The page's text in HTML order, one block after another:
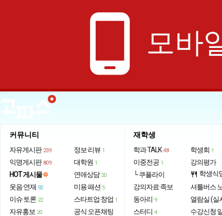
phone_android 모바
커뮤니티
자유게시판 239
익명게시판 809
HOT 게시물
웃음·연재 92
이슈·토론 22
자유홍보 20
정보·리뷰 1
대학원 1
연애상담 20
미용·패션 5
스타트업·창업 1
공식 오픈채팅
재학생
학과 TALK 48
이중전공 1
└ 쿠플라이
강의자료·족보
동아리 9
스터디 4
학생회 1
강의평가
restaurant 학생식
셔틀버스
열람실 (실
수강신청